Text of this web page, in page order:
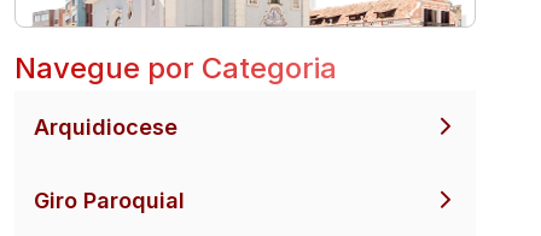
Navegue por Categoria
Arquidiocese
Giro Paroquial